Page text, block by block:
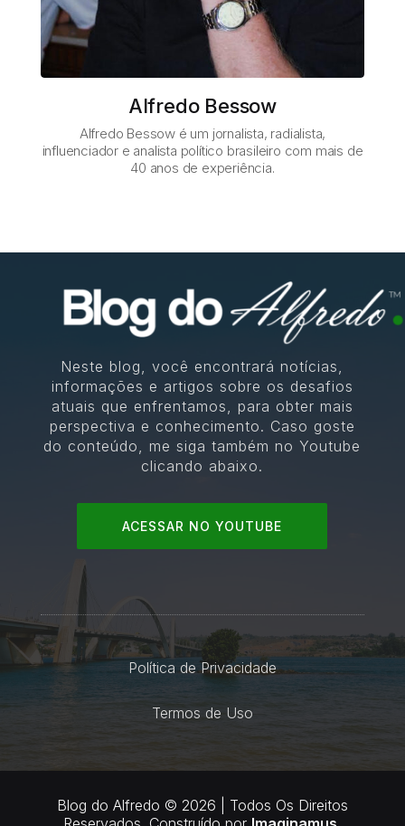
Alfredo Bessow
Alfredo Bessow é um jornalista, radialista,
influenciador e analista político brasileiro com mais de
40 anos de experiência.
Neste blog, você encontrará notícias,
informações e artigos sobre os desafios
atuais que enfrentamos, para obter mais
perspectiva e conhecimento. Caso goste
do conteúdo, me siga também no Youtube
clicando abaixo.
ACESSAR NO YOUTUBE
Política de Privacidade
Termos de Uso
Blog do Alfredo © 2026 | Todos Os Direitos